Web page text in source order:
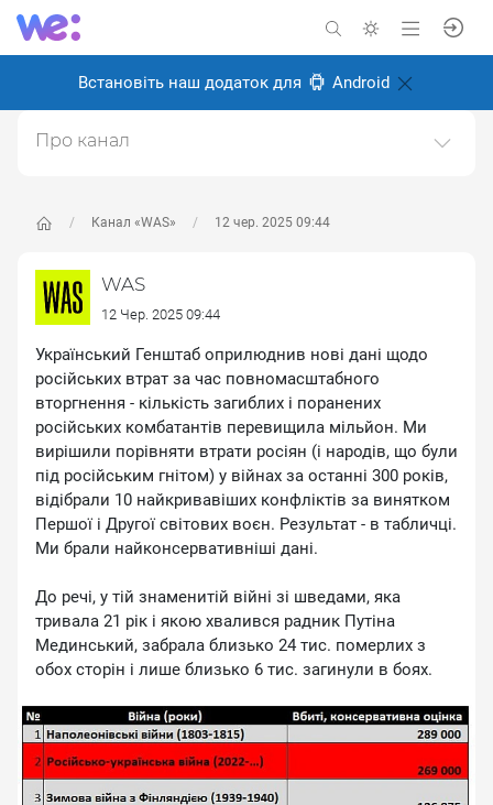
Встановіть наш додаток для Android
Канал «WAS» 12 чер. 2025 09:44
WAS
12 Чер. 2025 09:44
Український Генштаб оприлюднив нові дані щодо
російських втрат за час повномасштабного
вторгнення - кількість загиблих і поранених
російських комбатантів перевищила мільйон. Ми
вирішили порівняти втрати росіян (і народів, що були
під російським гнітом) у війнах за останні 300 років,
відібрали 10 найкривавіших конфліктів за винятком
Першої і Другої світових воєн. Результат - в табличці.
Ми брали найконсервативніші дані.
До речі, у тій знаменитій війні зі шведами, яка
тривала 21 рік і якою хвалився радник Путіна
Мединський, забрала близько 24 тис. померлих з
обох сторін і лише близько 6 тис. загинули в боях.
Про канал
Створено: 8 січня 2025
Відповідальні: